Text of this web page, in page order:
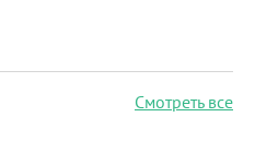
Смотреть все